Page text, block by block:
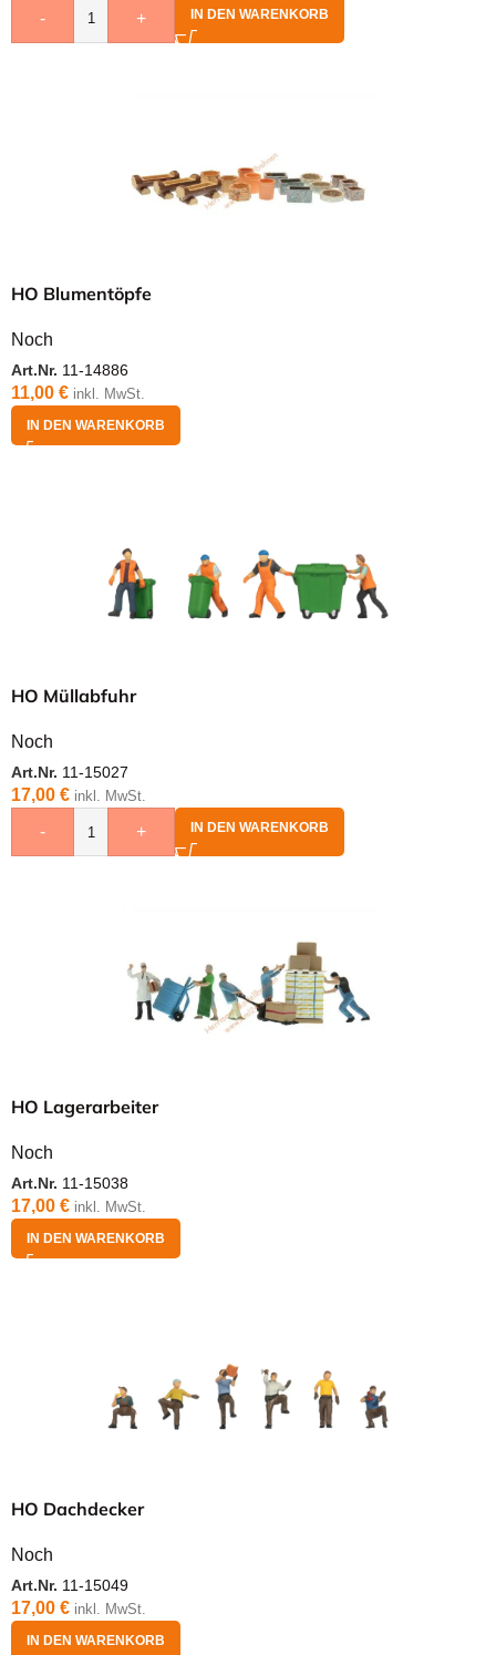
- + IN DEN WARENKORB
HO Blumentöpfe
Noch
Art.Nr. 11-14886
11,00 € inkl. MwSt.
IN DEN WARENKORB
HO Müllabfuhr
Noch
Art.Nr. 11-15027
17,00 € inkl. MwSt.
- + IN DEN WARENKORB
HO Lagerarbeiter
Noch
Art.Nr. 11-15038
17,00 € inkl. MwSt.
IN DEN WARENKORB
HO Dachdecker
Noch
Art.Nr. 11-15049
17,00 € inkl. MwSt.
IN DEN WARENKORB